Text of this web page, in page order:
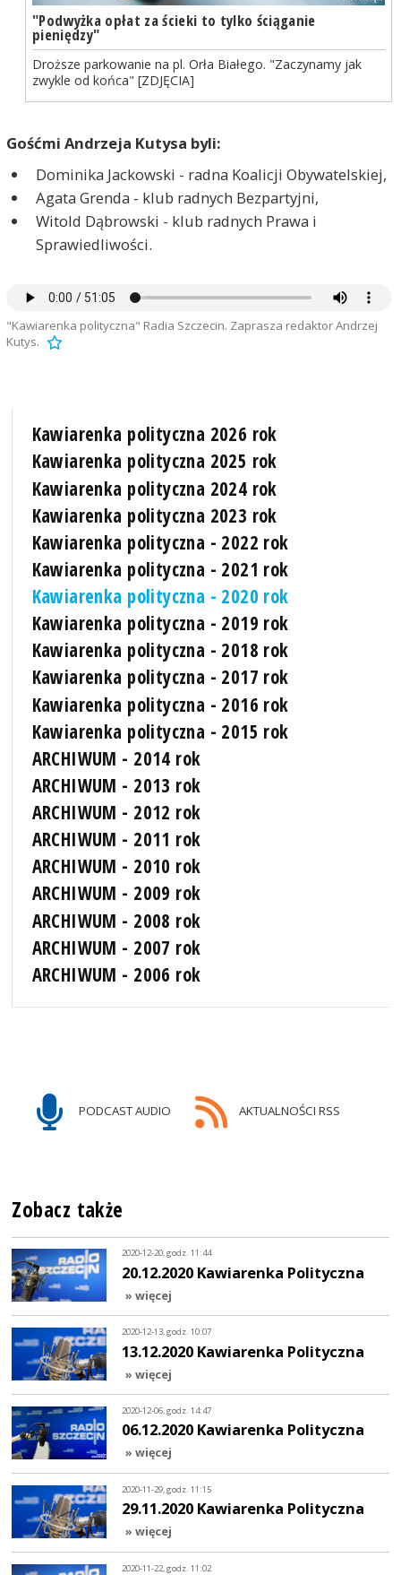
"Podwyżka opłat za ścieki to tylko ściąganie
pieniędzy"
Droższe parkowanie na pl. Orła Białego. "Zaczynamy jak
zwykle od końca" [ZDJĘCIA]
Gośćmi Andrzeja Kutysa byli:
Dominika Jackowski - radna Koalicji Obywatelskiej,
Agata Grenda - klub radnych Bezpartyjni,
Witold Dąbrowski - klub radnych Prawa i
Sprawiedliwości.
"Kawiarenka polityczna" Radia Szczecin. Zaprasza redaktor Andrzej
Kutys.
Kawiarenka polityczna 2026 rok
Kawiarenka polityczna 2025 rok
Kawiarenka polityczna 2024 rok
Kawiarenka polityczna 2023 rok
Kawiarenka polityczna - 2022 rok
Kawiarenka polityczna - 2021 rok
Kawiarenka polityczna - 2020 rok
Kawiarenka polityczna - 2019 rok
Kawiarenka polityczna - 2018 rok
Kawiarenka polityczna - 2017 rok
Kawiarenka polityczna - 2016 rok
Kawiarenka polityczna - 2015 rok
ARCHIWUM - 2014 rok
ARCHIWUM - 2013 rok
ARCHIWUM - 2012 rok
ARCHIWUM - 2011 rok
ARCHIWUM - 2010 rok
ARCHIWUM - 2009 rok
ARCHIWUM - 2008 rok
ARCHIWUM - 2007 rok
ARCHIWUM - 2006 rok
PODCAST AUDIO AKTUALNOŚCI RSS
Zobacz także
2020-12-20, godz. 11:44
20.12.2020 Kawiarenka Polityczna
» więcej
2020-12-13, godz. 10:07
13.12.2020 Kawiarenka Polityczna
» więcej
2020-12-06, godz. 14:47
06.12.2020 Kawiarenka Polityczna
» więcej
2020-11-29, godz. 11:15
29.11.2020 Kawiarenka Polityczna
» więcej
2020-11-22, godz. 11:02